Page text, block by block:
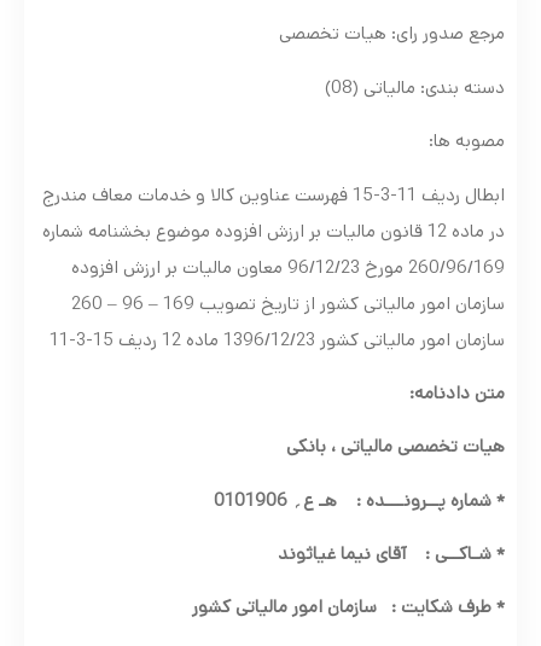
مرجع صدور رای: هیات تخصصی
دسته بندی: مالیاتی (08)
مصوبه ها:
ابطال ردیف 11-3-15 فهرست عناوین کالا و خدمات معاف مندرج
در ماده 12 قانون مالیات بر ارزش افزوده موضوع بخشنامه شماره
260/96/169 مورخ 96/12/23 معاون مالیات بر ارزش افزوده
سازمان امور مالیاتی کشور از تاریخ تصویب 169 – 96 – 260
سازمان امور مالیاتی کشور 1396/12/23 ماده 12 ردیف 15-3-11
متن دادنامه:
هیات تخصصی مالیاتی ، بانکی
*شماره پــرونـــده : هـ ع؍
*شـاکــی : آقای نیما غیاثوند
*طرف شکایت : سازمان امور مالیاتی کشور